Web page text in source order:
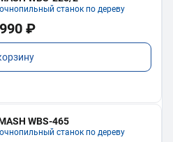
станок по дереву
₽
WBS-465
станок по дереву